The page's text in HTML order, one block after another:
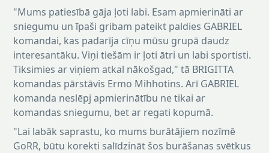
"Mums patiesībā gāja ļoti labi. Esam apmierināti ar
sniegumu un īpaši gribam pateikt paldies GABRIEL
komandai, kas padarīja cīņu mūsu grupā daudz
interesantāku. Viņi tiešām ir ļoti ātri un labi sportisti.
Tiksimies ar viņiem atkal nākošgad," tā BRIGITTA
komandas pārstāvis Ermo Mihhotins. Arī GABRIEL
komanda neslēpj apmierinātību ne tikai ar
komandas sniegumu, bet ar regati kopumā.
"Lai labāk saprastu, ko mums burātājiem nozīmē
GoRR, būtu korekti salīdzināt šos burāšanas svētkus